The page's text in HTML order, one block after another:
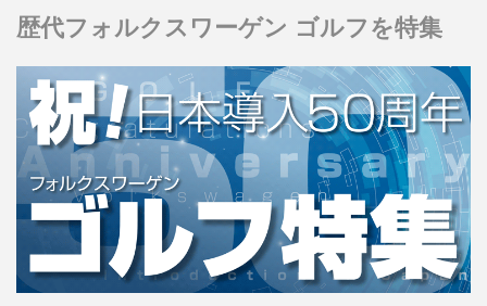
歴代フォルクスワーゲン ゴルフを特集